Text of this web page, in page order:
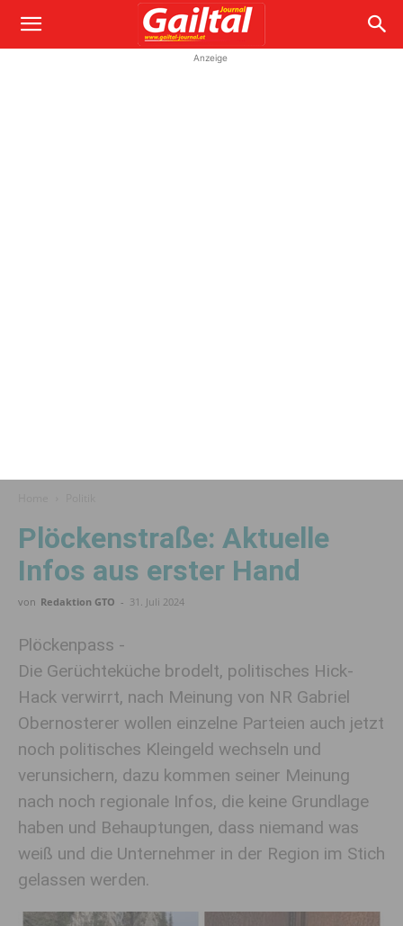
Anzeige
Plöckenstraße: Aktuelle
Infos aus erster Hand
von Redaktion GTO - 31. Juli 2024
Plöckenpass -
Die Gerüchteküche brodelt, politisches Hick-
Hack verwirrt, nach Meinung von NR Gabriel
Obernosterer wollen einzelne Parteien auch jetzt
noch politisches Kleingeld wechseln und
verunsichern, dazu kommen seiner Meinung
nach noch regionale Infos, die keine Grundlage
haben und Behauptungen, dass niemand was
weiß und die Unternehmer in der Region im Stich
gelassen werden.